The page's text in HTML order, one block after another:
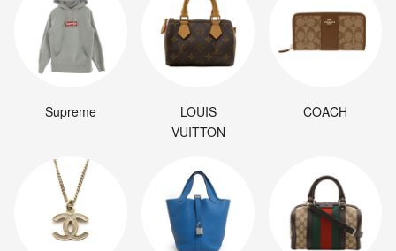
Supreme
LOUIS
VUITTON
COACH